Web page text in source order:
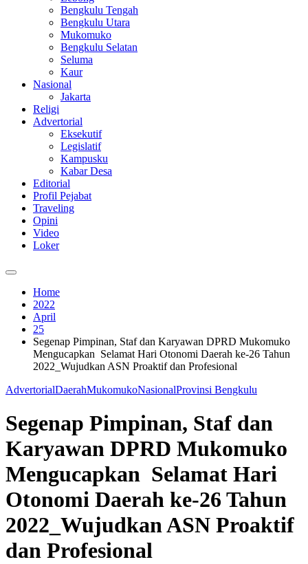
Bengkulu Tengah
Bengkulu Utara
Mukomuko
Bengkulu Selatan
Seluma
Kaur
Nasional
Jakarta
Religi
Advertorial
Eksekutif
Legislatif
Kampusku
Kabar Desa
Editorial
Profil Pejabat
Traveling
Opini
Video
Loker
Home
2022
April
25
Segenap Pimpinan, Staf dan Karyawan DPRD Mukomuko
Mengucapkan Selamat Hari Otonomi Daerah ke-26 Tahun
2022_Wujudkan ASN Proaktif dan Profesional
AdvertorialDaerahMukomukoNasionalProvinsi Bengkulu
Segenap Pimpinan, Staf dan
Karyawan DPRD Mukomuko
Mengucapkan Selamat Hari
Otonomi Daerah ke-26 Tahun
2022_Wujudkan ASN Proaktif
dan Profesional